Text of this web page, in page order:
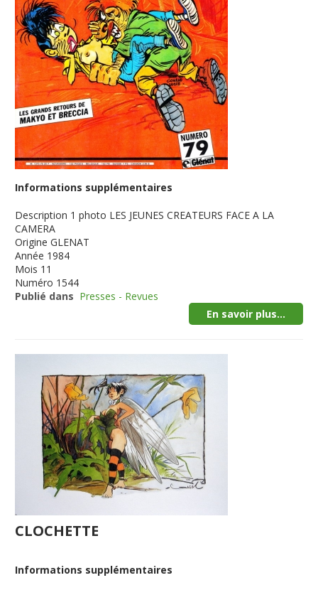
Informations supplémentaires
Description 1 photo LES JEUNES CREATEURS FACE A LA
CAMERA
Origine GLENAT
Année 1984
Mois 11
Numéro 1544
Publié dans Presses - Revues
En savoir plus...
CLOCHETTE
Informations supplémentaires